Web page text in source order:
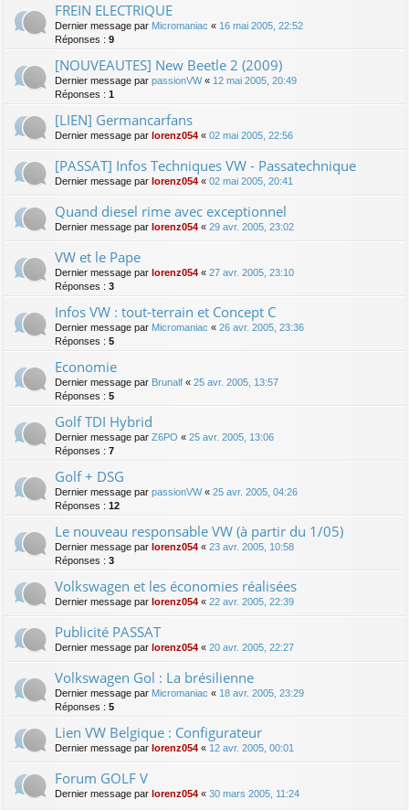
FREIN ELECTRIQUE
Dernier message par Micromaniac « 16 mai 2005, 22:52
Réponses : 9
[NOUVEAUTES] New Beetle 2 (2009)
Dernier message par passionVW« 12 mai 2005, 20:49
Réponses : 1
[LIEN] Germancarfans
Dernier message par lorenz054 « 02 mai 2005, 22:56
[PASSAT] Infos Techniques VW - Passatechnique
Dernier message par lorenz054 « 02 mai 2005, 20:41
Quand diesel rime avec exceptionnel
Dernier message par lorenz054 « 29 avr. 2005, 23:02
VW et le Pape
Dernier message par lorenz054 « 27 avr. 2005, 23:10
Réponses : 3
Infos VW : tout-terrain et Concept C
Dernier message par Micromaniac « 26 avr. 2005, 23:36
Réponses : 5
Economie
Dernier message par Brunalf « 25 avr. 2005, 13:57
Réponses : 5
Golf TDI Hybrid
Dernier message par Z6PO « 25 avr. 2005, 13:06
Réponses : 7
Golf + DSG
Dernier message par passionVW« 25 avr. 2005, 04:26
Réponses : 12
Le nouveau responsable VW (à partir du 1/05)
Dernier message par lorenz054 « 23 avr. 2005, 10:58
Réponses : 3
Volkswagen et les économies réalisées
Dernier message par lorenz054 « 22 avr. 2005, 22:39
Publicité PASSAT
Dernier message par lorenz054 « 20 avr. 2005, 22:27
Volkswagen Gol : La brésilienne
Dernier message par Micromaniac « 18 avr. 2005, 23:29
Réponses : 5
Lien VW Belgique : Configurateur
Dernier message par lorenz054 « 12 avr. 2005, 00:01
Forum GOLF V
Dernier message par lorenz054 « 30 mars 2005, 11:24